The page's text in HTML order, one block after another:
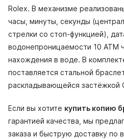
Rolex. В механизме
часы, минуты, секунды
стрелки со стоп-функцией),
водонепроницаемости 10 АТМ
нахождения в воде. В
поставляется стальной
раскладывающейся застёжкой
Если вы хотите купить копию
гарантией качества, мы
заказа и быструю доставку по